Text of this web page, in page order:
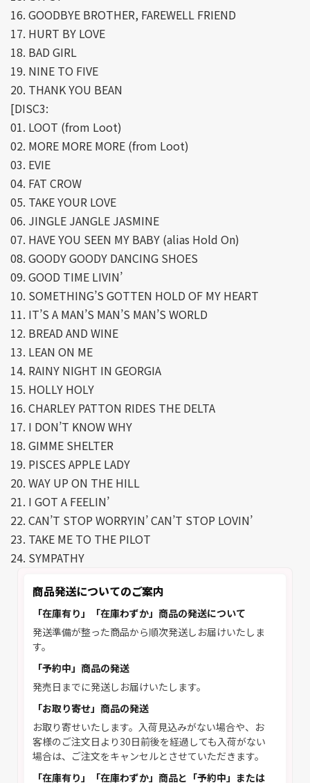
16. GOODBYE BROTHER, FAREWELL FRIEND
17. HURT BY LOVE
18. BAD GIRL
19. NINE TO FIVE
20. THANK YOU BEAN
[DISC3:
01. LOOT (from Loot)
02. MORE MORE MORE (from Loot)
03. EVIE
04. FAT CROW
05. TAKE YOUR LOVE
06. JINGLE JANGLE JASMINE
07. HAVE YOU SEEN MY BABY (alias Hold On)
08. GOODY GOODY DANCING SHOES
09. GOOD TIME LIVIN’
10. SOMETHING’S GOTTEN HOLD OF MY HEART
11. IT’S A MAN’S MAN’S MAN’S WORLD
12. BREAD AND WINE
13. LEAN ON ME
14. RAINY NIGHT IN GEORGIA
15. HOLLY HOLY
16. CHARLEY PATTON RIDES THE DELTA
17. I DON’T KNOW WHY
18. GIMME SHELTER
19. PISCES APPLE LADY
20. WAY UP ON THE HILL
21. I GOT A FEELIN’
22. CAN’T STOP WORRYIN’ CAN’T STOP LOVIN’
23. TAKE ME TO THE PILOT
24. SYMPATHY
商品発送についてのご案内
「在庫有り」「在庫わずか」商品の発送について
発送準備が整った商品から順次発送しお届けいたしま
す。
「予約中」商品の発送
発売日までに発送しお届けいたします。
「お取り寄せ」商品の発送
お取り寄せいたします。入荷見込みがない場合や、お
客様のご注文日より30日前後を経過しても入荷がない
場合は、ご注文をキャンセルとさせていただきます。
「在庫有り」「在庫わずか」商品と「予約中」または